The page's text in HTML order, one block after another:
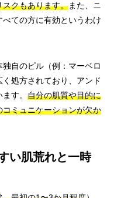
スクもあります。また、ニ
ての方に有効というわけ
自のピル（例：マーベロ
処方されており、アンド
す。 自分の肌質や目的に
ミュニケーションが欠か
い肌荒れと一時